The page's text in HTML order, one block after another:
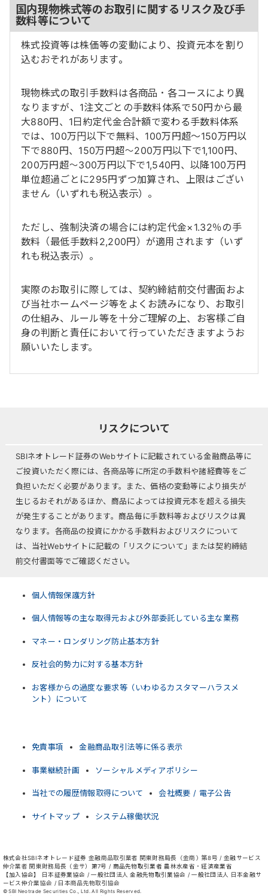
国内現物株式等のお取引に関するリスク及び手
数料等について
株式投資等は株価等の変動により、投資元本を割り
込むおそれがあります。
現物株式の取引手数料は各商品・各コースにより異
なりますが、1注文ごとの手数料体系で50円から最
大880円、1日約定代金合計額で変わる手数料体系
では、100万円以下で無料、100万円超～150万円以
下で880円、150万円超～200万円以下で1,100円、
200万円超～300万円以下で1,540円、以降100万円
単位超過ごとに295円ずつ加算され、上限はござい
ません（いずれも税込表示）。
ただし、強制決済の場合には約定代金×1.32％の手
数料（最低手数料2,200円）が適用されます（いず
れも税込表示）。
実際のお取引に際しては、契約締結前交付書面およ
び当社ホームページ等をよくお読みになり、お取引
の仕組み、ルール等を十分ご理解の上、お客様ご自
身の判断と責任において行っていただきますようお
願いいたします。
リスクについて
SBIネオトレード証券のWebサイトに記載されている金融商品等に
ご投資いただく際には、各商品等に所定の手数料や諸経費等をご
負担いただく必要があります。また、価格の変動等により損失が
生じるおそれがあるほか、商品によっては投資元本を超える損失
が発生することがあります。商品毎に手数料等およびリスクは異
なります。各商品の投資にかかる手数料およびリスクについて
は、当社Webサイトに記載の「リスクについて」または契約締結
前交付書面等でご確認ください。
個人情報保護方針
個人情報等の主な取得元および外部委託している主な業務
マネー・ロンダリング防止基本方針
反社会的勢力に対する基本方針
お客様からの過度な要求等（いわゆるカスタマーハラスメ
ント）について
免責事項 金融商品取引法等に係る表示
事業継続計画 ソーシャルメディアポリシー
当社での履歴情報取得について 会社概要 / 電子公告
サイトマップ システム稼働状況
株式会社SBIネオトレード証券 金融商品取引業者 関東財務局長（金商）第8号 / 金融サービス
仲介業者 関東財務局長（金サ）第7号 / 商品先物取引業者 農林水産省・経済産業省
【加入協会】 日本証券業協会 / 一般社団法人 金融先物取引業協会 / 一般社団法人 日本金融サ
ービス仲介業協会 / 日本商品先物取引協会
© SBI Neotrade Securities Co., Ltd. All Rights Reserved.